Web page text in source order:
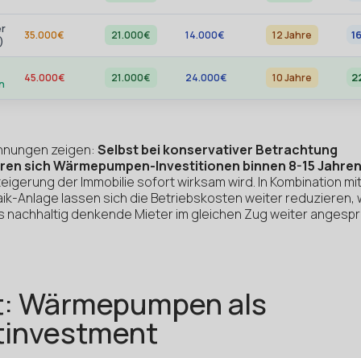
35.000€ 21.000€ 14.000€ 12 Jahre
45.000€ 21.000€ 24.000€ 10 Jahre
zeigen: Selbst bei konservativer Betrachtung
sich Wärmepumpen-Investitionen binnen 8-15 Jahren
der Immobilie sofort wirksam wird. In Kombination
Anlage lassen sich die Betriebskosten weiter reduzieren,
nachhaltig denkende Mieter im gleichen Zug weiter
Wärmepumpen als